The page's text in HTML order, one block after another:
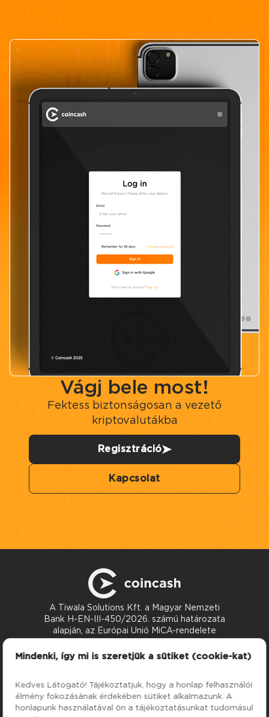
Vágj bele most!
Fektess biztonságosan a vezető
kriptovalutákba
Regisztráció
Kapcsolat
A Tiwala Solutions Kft. a Magyar Nemzeti
Bank H-EN-III-450/2026. számú határozata
alapján, az Európai Unió MiCA-rendelete
szerint nyújt kriptoeszköz-szolgáltatásokat.
Kapcsolat
Szolgáltatások
Árfolyamok
Cég
Rólunk
Mindenki, így mi is szeretjük a sütiket (cookie-kat)
Kedves Látogató! Tájékoztatjuk, hogy a honlap felhasználói
élmény fokozásának érdekében sütiket alkalmazunk. A
honlapunk használatával ön a tájékoztatásunkat tudomásul